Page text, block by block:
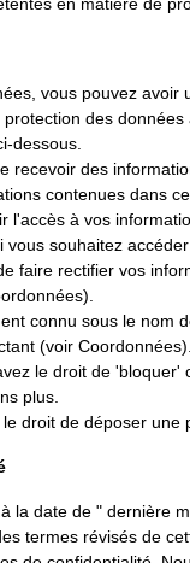
vous pouvez
des
dessous.
recevoir des
contenues dans
l'accès à vos
souhaitez
faire rectifier vos
connu sous le
(voir Coordonnées).
le droit de
plus.
droit de déposer
la date de " dernière
termes révisés de